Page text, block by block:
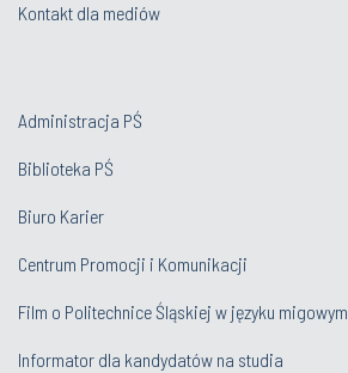
Kontakt dla mediów
Administracja PŚ
Biblioteka PŚ
Biuro Karier
Centrum Promocji i Komunikacji
Film o Politechnice Śląskiej w języku migowym
Informator dla kandydatów na studia